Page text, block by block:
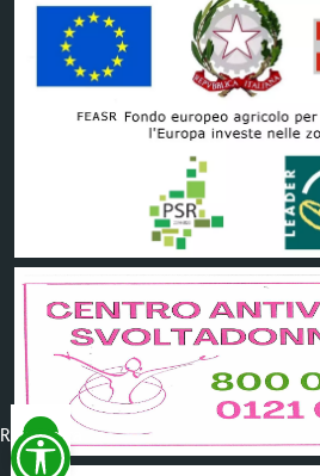
Reimposta
tutto